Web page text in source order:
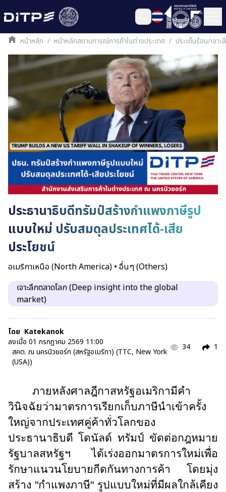
หน้าหลัก / หน้าหลักสถานการณ์การค้าในต่างประเทศ / ประเด็นร้อน/เจา
ประธานาธิบดีทรัมป์สร้างกำแพงภาษีรูป
แบบใหม่ ปรับสมดุลประเทศได้-เสีย
ประโยชน์
อเมริกาเหนือ (North America) • อื่นๆ (Others)
เจาะลึกตลาดโลก (Deep insight into the global
market)
โดย Katekanok
ลงเมื่อ 01 กรกฎาคม 2569 11:00
สคต. ณ นครนิวยอร์ก (สหรัฐอเมริกา) (TTC, New York
(USA))
34 1
ภายหลังศาลฎีกาสหรัฐอเมริกามีคำ
วินิจฉัยว่ามาตรการเรียกเก็บภาษีนำเข้าครั้ง
ใหญ่จากประเทศคู่ค้าทั่วโลกของ
ประธานาธิบดี โดนัลด์ ทรัมป์ ขัดต่อกฎหมาย
รัฐบาลสหรัฐฯ ได้เร่งออกมาตรการใหม่เพื่อ
รักษาแนวนโยบายกีดกันทางการค้า โดยมุ่ง
สร้าง "กำแพงภาษี" รูปแบบใหม่ที่มีผลใกล้เคียง